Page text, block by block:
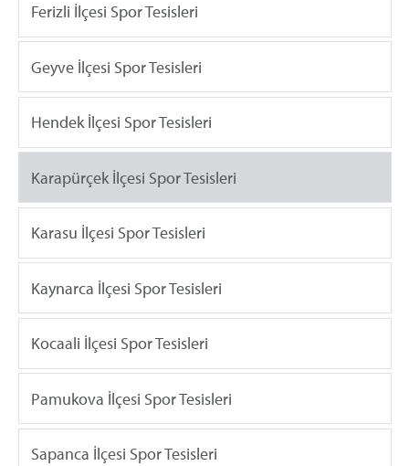
Ferizli İlçesi Spor Tesisleri
Geyve İlçesi Spor Tesisleri
Hendek İlçesi Spor Tesisleri
Karapürçek İlçesi Spor Tesisleri
Karasu İlçesi Spor Tesisleri
Kaynarca İlçesi Spor Tesisleri
Kocaali İlçesi Spor Tesisleri
Pamukova İlçesi Spor Tesisleri
Sapanca İlçesi Spor Tesisleri